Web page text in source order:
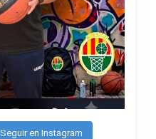
Seguir en Instagram